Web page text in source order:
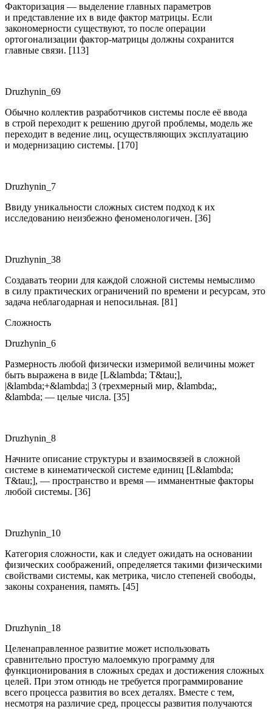
Факторизация — выделение главных параметров
и представление их в виде фактор матрицы. Если
закономерности существуют, то после операции
ортогонализации фактор-матрицы должны сохранится
главные связи. [113]
Druzhynin_69
Обычно коллектив разработчиков системы после её ввода
в строй переходит к решению другой проблемы, модель же
переходит в ведение лиц, осуществляющих эксплуатацию
и модернизацию системы. [170]
Druzhynin_7
Ввиду уникальности сложных систем подход к их
исследованию неизбежно феноменологичен. [36]
Druzhynin_38
Создавать теории для каждой сложной системы немыслимо
в силу практических ограничений по времени и ресурсам, это
задача неблагодарная и непосильная. [81]
Сложность
Druzhynin_6
Размерность любой физически измеримой величины может
быть выражена в виде [L&lambda; T&tau;],
|&lambda;+&lambda;| 3 (трехмерный мир, &lambda;,
&lambda; — целые числа. [35]
Druzhynin_8
Начните описание структуры и взаимосвязей в сложной
системе в кинематической системе единиц [L&lambda;
T&tau;], — пространство и время — имманентные факторы
любой системы. [36]
Druzhynin_10
Категория сложности, как и следует ожидать на основании
физических соображений, определяется такими физическими
свойствами системы, как метрика, число степеней свободы,
законы сохранения, память. [45]
Druzhynin_18
Целенаправленное развитие может использовать
сравнительно простую малоемкую программу для
функционирования в сложных средах и достижения сложных
целей. При этом отнюдь не требуется программирование
всего процесса развития во всех деталях. Вместе с тем,
несмотря на различие сред, процессы развития получаются